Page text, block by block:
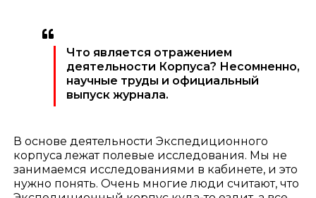
Что является отражением
деятельности Корпуса? Несомненно,
научные труды и официальный
выпуск журнала.
В основе деятельности Экспедиционного
корпуса лежат полевые исследования. Мы не
занимаемся исследованиями в кабинете, и это
нужно понять. Очень многие люди считают, что